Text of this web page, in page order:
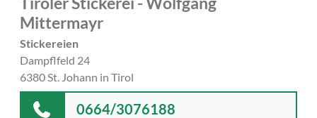
Mittermayr
Stickereien
Dampflfeld 24
6380 St. Johann in Tirol
0664/3076188